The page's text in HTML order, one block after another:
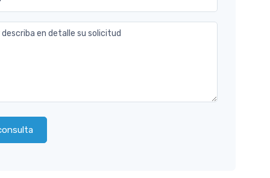
en detalle su solicitud